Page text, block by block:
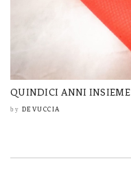
QUINDICI ANNI INSIEME
by DEVUCCIA